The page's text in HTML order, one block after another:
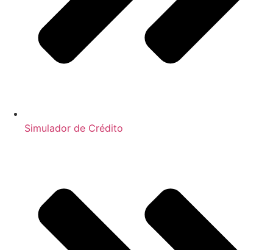
Simulador de Crédito